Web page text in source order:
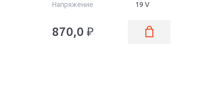
Напряжение
19 V
870,0 ₽